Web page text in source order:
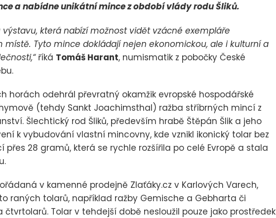
a nabídne unikátní mince z období vlády rodu Šliků.
která nabízí možnost vidět vzácné exempláře
Tyto mince dokládají nejen ekonomickou, ale i kulturní a
říká Tomáš Harant, numismatik z pobočky České
horách odehrál převratný okamžik evropské hospodářské
(tehdy Sankt Joachimsthal) ražba stříbrných mincí z
Šlechtický rod Šliků, především hrabě Štěpán Šlik a jeho
k vybudování vlastní mincovny, kde vznikl ikonický tolar bez
28 gramů, která se rychle rozšířila po celé Evropě a stala
v kamenné prodejně Zlaťáky.cz v Karlových Varech,
raných tolarů, například ražby Gemische a Gebharta či
Tolar v tehdejší době nesloužil pouze jako prostředek